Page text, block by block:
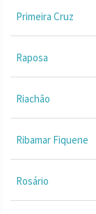
Primeira Cruz
Raposa
Riachão
Ribamar Fiquene
Rosário